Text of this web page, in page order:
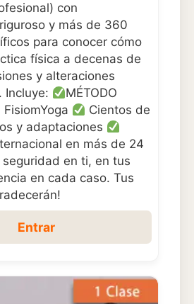
con
y más de 360
para conocer cómo
física a decenas de
y alteraciones
Incluye:
MÉTODO
FisiomYoga
Cientos de
y adaptaciones
en más de 24
en ti, en tus
en cada caso. Tus
Entrar